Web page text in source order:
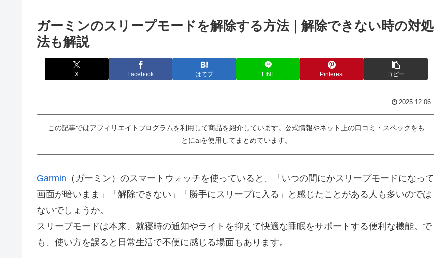
ガーミンのスリープモードを解除する方法｜解除できない時の対処
法も解説
X Facebook はてブ LINE Pinterest コピー
2025.12.06
この記事ではアフィリエイトプログラムを利用して商品を紹介しています。公式情報やネット上の口コミ・スペックをも
とにaiを使用してまとめています。
Garmin （ガーミン）のスマートウォッチを使っていると、「いつの間にかスリープモードになって
画面が暗いまま」「解除できない」「勝手にスリープに入る」と感じたことがある人も多いのでは
ないでしょうか。
スリープモードは本来、就寝時の通知やライトを抑えて快適な睡眠をサポートする便利な機能。で
も、使い方を誤ると日常生活で不便に感じる場面もあります。